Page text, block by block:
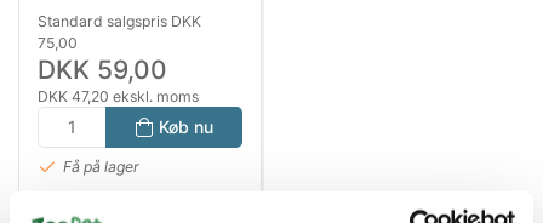
Standard salgspris DKK
75,00
DKK 59,00
DKK 47,20 ekskl. moms
Køb nu
Få på lager